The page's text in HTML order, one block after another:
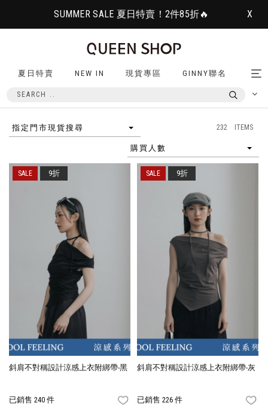
SUMMER SALE 夏日特賣！2件85折🔥 X
夏日特賣 NEW IN 現貨專區 GINNY聯名
指定門市現貨搜尋 232 ITEMS
購買人數
斜肩不對稱設計涼感上衣附綁帶-黑
已銷售 240 件 FAVORITES
9折
斜肩不對稱設計涼感上衣附綁帶-灰
已銷售 226 件
9折